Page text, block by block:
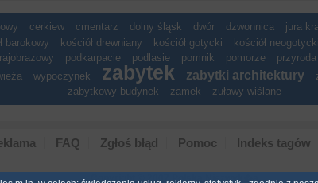
cerkiew cmentarz dolny śląsk dwór dzwonnica jura
barokowy kościół drewniany kościół gotycki kościół neogotycki
podkarpacie podlasie pomnik pomorze przyroda
wypoczynek zabytek zabytki architektury
zabytkowy budynek
zamek żuławy wiślane
FAQ Zgłoś błąd Pomoc Indeks tagów
Copyright © 2007 Polska Niezwyk�a